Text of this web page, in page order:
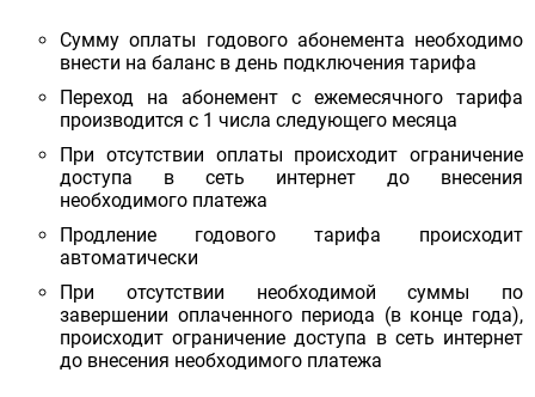
Сумму оплаты годового абонемента необходимо
внести на баланс в день подключения тарифа
Переход на абонемент с ежемесячного тарифа
производится с 1 числа следующего месяца
При отсутствии оплаты происходит ограничение
доступа в сеть интернет до внесения
необходимого платежа
Продление годового тарифа происходит
автоматически
При отсутствии необходимой суммы по
завершении оплаченного периода (в конце года),
происходит ограничение доступа в сеть интернет
до внесения необходимого платежа